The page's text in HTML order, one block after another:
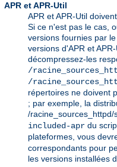
APR et APR-Util
APR et APR-Util
Si ce n'est pas le cas,
versions fournies par
versions d'APR et
décompressez-les
/
/
répertoires ne doivent
; par exemple, la
/
included-apr du
plateformes, vous
correspondants pour
les versions installées